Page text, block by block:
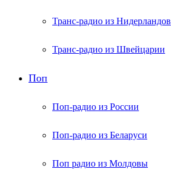
Транс-радио из Нидерландов
Транс-радио из Швейцарии
Поп
Поп-радио из России
Поп-радио из Беларуси
Поп радио из Молдовы